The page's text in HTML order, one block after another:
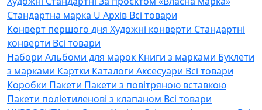
Стандартна марка U Архів Всі товари
Конверт першого дня Художні конверти Стандартні
конверти Всі товари
Набори Альбоми для марок Книги з марками Буклети
з марками Картки Каталоги Аксесуари Всі товари
Коробки Пакети Пакети з повітряною вставкою
Пакети поліетиленові з клапаном Всі товари